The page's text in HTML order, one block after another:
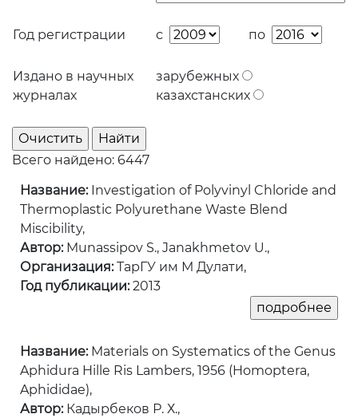
Год регистрации с по
Издано в научных
журналах
зарубежных
казахстанских
Всего найдено: 6447
Название:Investigation of Polyvinyl Chloride and
Thermoplastic Polyurethane Waste Blend
Miscibility,
Автор:Munassipov S., Janakhmetov U.,
Организация:ТарГУ им М Дулати,
Год публикации:2013
Название:Materials on Systematics of the Genus
Aphidura Hille Ris Lambers, 1956 (Homoptera,
Aphididae),
Автор:Кадырбеков Р. Х.,